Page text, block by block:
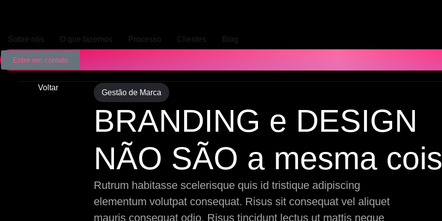
Sobre nós O que fazemos Processo Clientes Blog
Entre em contato
Voltar
Gestão de Marca
BRANDING e DESIGN
NÃO SÃO a mesma
Rutrum habitasse scelerisque quis id tristique adipiscing
elementum volutpat consequat. Risus sit consequat vel aliquet
mauris consequat odio. Risus tincidunt lectus ut mattis neque